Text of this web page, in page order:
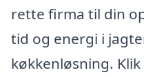
rette firma til din
tid og energi i
køkkenløsning.